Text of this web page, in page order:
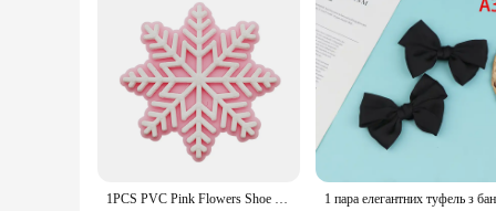
1PCS PVC Pink Flowers Shoe Charms for Crocs Accessories Wristband Decorations Buckle Snow Heart for Girls Women Party Gifts